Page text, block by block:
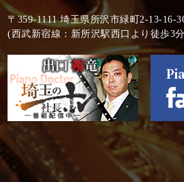
〒359-1111 埼玉県所沢市緑町2-13-16-
(西武新宿線：新所沢駅西口より徒歩3